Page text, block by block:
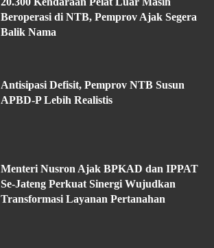
Beroperasi di NTB, Pemprov Ajak Segera
Balik Nama
Antisipasi Defisit, Pemprov NTB Susun
APBD-P Lebih Realistis
Menteri Nusron Ajak BPKAD dan IPPAT
Se-Jateng Perkuat Sinergi Wujudkan
Transformasi Layanan Pertanahan